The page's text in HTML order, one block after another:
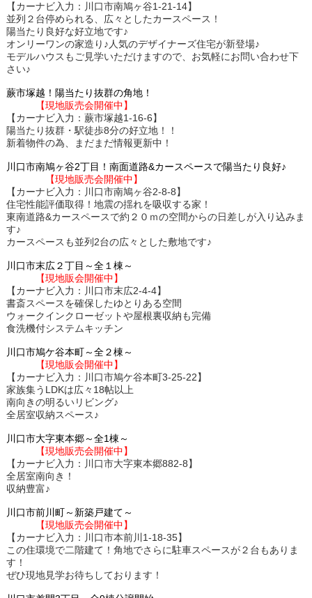
【カーナビ入力：川口市南鳩ヶ谷1-21-14】
並列２台停められる、広々としたカースペース！
陽当たり良好な好立地です♪
オンリーワンの家造り♪人気のデザイナーズ住宅が新登場♪
モデルハウスもご見学いただけますので、お気軽にお問い合わせ下
さい♪
蕨市塚越！陽当たり抜群の角地！
【現地販売会開催中】
【カーナビ入力：蕨市塚越1-16-6】
陽当たり抜群・駅徒歩8分の好立地！！
新着物件の為、まだまだ情報更新中！
川口市南鳩ヶ谷2丁目！南面道路&カースペースで陽当たり良好♪
【現地販売会開催中】
【カーナビ入力：川口市南鳩ヶ谷2-8-8】
住宅性能評価取得！地震の揺れを吸収する家！
東南道路&カースペースで約２０ｍの空間からの日差しが入り込みま
す♪
カースペースも並列2台の広々とした敷地です♪
川口市末広２丁目～全１棟～
【現地販会開催中】
【カーナビ入力：川口市末広2-4-4】
書斎スペースを確保したゆとりある空間
ウォークインクローゼットや屋根裏収納も完備
食洗機付システムキッチン
川口市鳩ケ谷本町～全２棟～
【現地販会開催中】
【カーナビ入力：川口市鳩ケ谷本町3-25-22】
家族集うLDKは広々18帖以上
南向きの明るいリビング♪
全居室収納スペース♪
川口市大字東本郷～全1棟～
【現地販売会開催中】
【カーナビ入力：川口市大字東本郷882-8】
全居室南向き！
収納豊富♪
川口市前川町～新築戸建て～
【現地販売会開催中】
【カーナビ入力：川口市本前川1-18-35】
この住環境で二階建て！角地でさらに駐車スペースが２台もありま
す！
ぜひ現地見学お待ちしております！